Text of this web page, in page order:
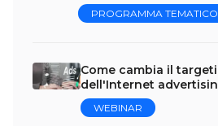
PROGRAMMA TEMATICO
Come cambia il
dell'Internet
WEBINAR